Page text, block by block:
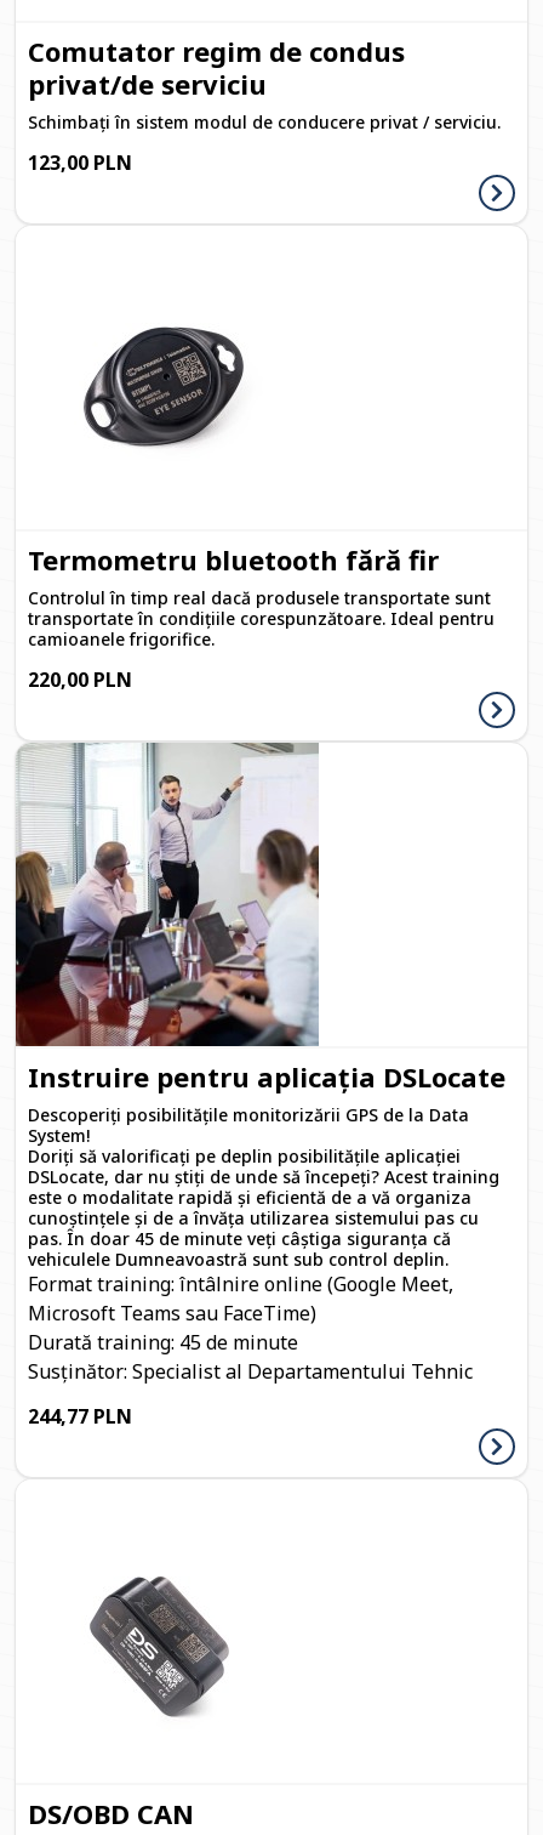
Comutator regim de condus
privat/de serviciu
Schimbați în sistem modul de conducere privat / serviciu.
123,00 PLN
Termometru bluetooth fără fir
Controlul în timp real dacă produsele transportate sunt
transportate în condițiile corespunzătoare. Ideal pentru
camioanele frigorifice.
220,00 PLN
Instruire pentru aplicația DSLocate
Descoperiți posibilitățile monitorizării GPS de la Data
System!
Doriți să valorificați pe deplin posibilitățile aplicației
DSLocate, dar nu știți de unde să începeți? Acest training
este o modalitate rapidă și eficientă de a vă organiza
cunoștințele și de a învăța utilizarea sistemului pas cu
pas. În doar 45 de minute veți câștiga siguranța că
vehiculele Dumneavoastră sunt sub control deplin.
Format training: întâlnire online (Google Meet,
Microsoft Teams sau FaceTime)
Durată training: 45 de minute
Susținător: Specialist al Departamentului Tehnic
244,77 PLN
DS/OBD CAN